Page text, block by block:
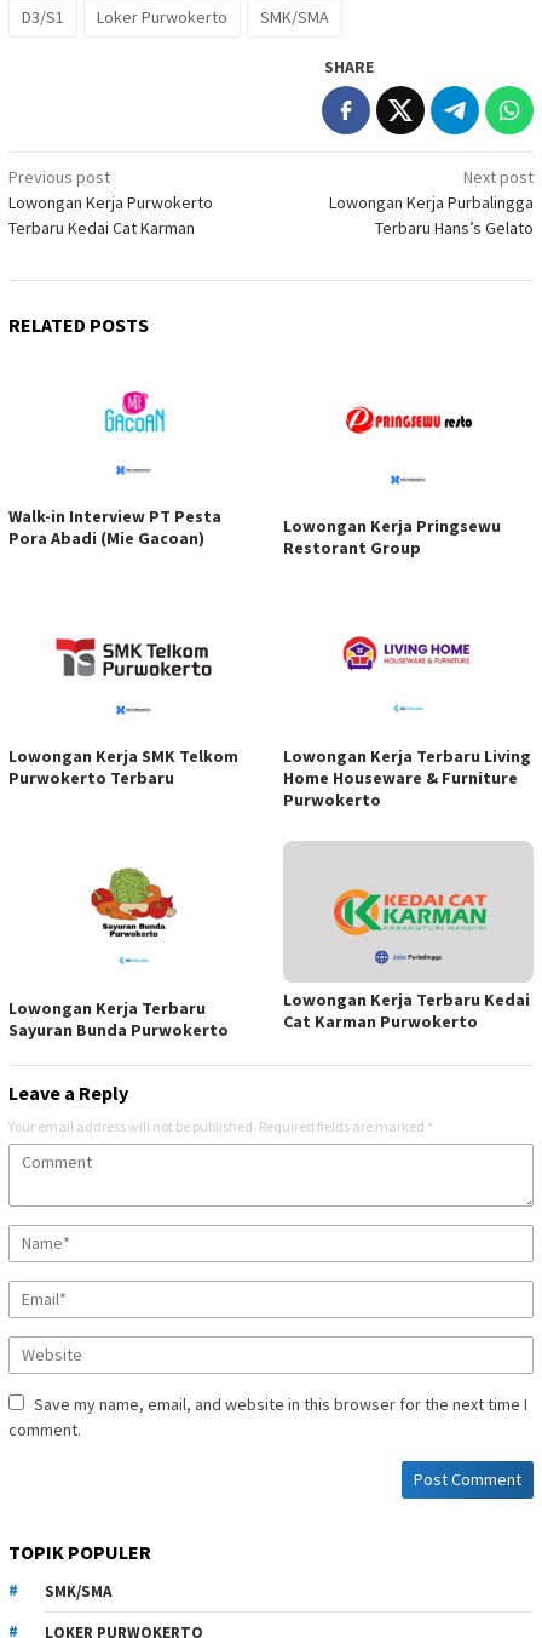
D3/S1 Loker Purwokerto SMK/SMA
SHARE
Post
navigation
Previous post
Lowongan Kerja Purwokerto
Terbaru Kedai Cat Karman
Next post
Lowongan Kerja Purbalingga
Terbaru Hans’s Gelato
RELATED POSTS
Walk-in Interview PT Pesta
Pora Abadi (Mie Gacoan)
Lowongan Kerja Pringsewu
Restorant Group
Lowongan Kerja SMK Telkom
Purwokerto Terbaru
Lowongan Kerja Terbaru Living
Home Houseware & Furniture
Purwokerto
Lowongan Kerja Terbaru
Sayuran Bunda Purwokerto
Lowongan Kerja Terbaru Kedai
Cat Karman Purwokerto
Leave a Reply
Your email address will not be published. Required fields are marked *
Save my name, email, and website in this browser for the next time I
comment.
TOPIK POPULER
SMK/SMA
LOKER PURWOKERTO